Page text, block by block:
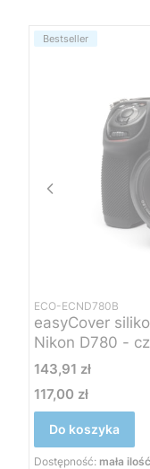
Bestseller
ECO-ECND780B
easyCover
Nikon
Cena
143,91 zł
Cena
117,00 zł
Do koszyka
Dostępność: mała ilość